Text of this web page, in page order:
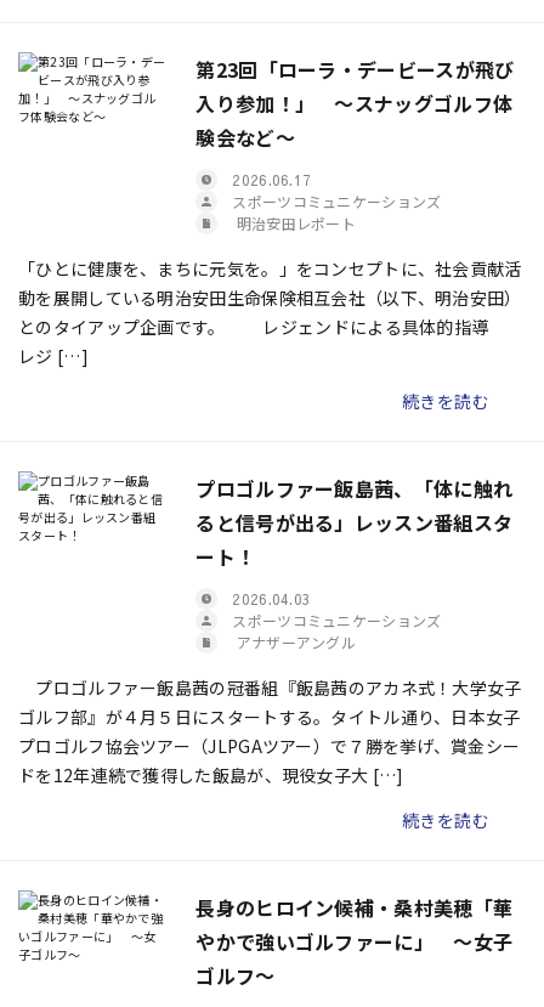
第23回「ローラ・デービースが飛び
入り参加！」 ～スナッグゴルフ体
験会など～
2026.06.17
スポーツコミュニケーションズ
明治安田レポート
「ひとに健康を、まちに元気を。」をコンセプトに、社会貢献活
動を展開している明治安田生命保険相互会社（以下、明治安田）
とのタイアップ企画です。 レジェンドによる具体的指導
レジ […]
続きを読む
プロゴルファー飯島茜、「体に触れ
ると信号が出る」レッスン番組スタ
ート！
2026.04.03
スポーツコミュニケーションズ
アナザーアングル
プロゴルファー飯島茜の冠番組『飯島茜のアカネ式！大学女子
ゴルフ部』が４月５日にスタートする。タイトル通り、日本女子
プロゴルフ協会ツアー（JLPGAツアー）で７勝を挙げ、賞金シー
ドを12年連続で獲得した飯島が、現役女子大 […]
続きを読む
長身のヒロイン候補・桑村美穂「華
やかで強いゴルファーに」 ～女子
ゴルフ～